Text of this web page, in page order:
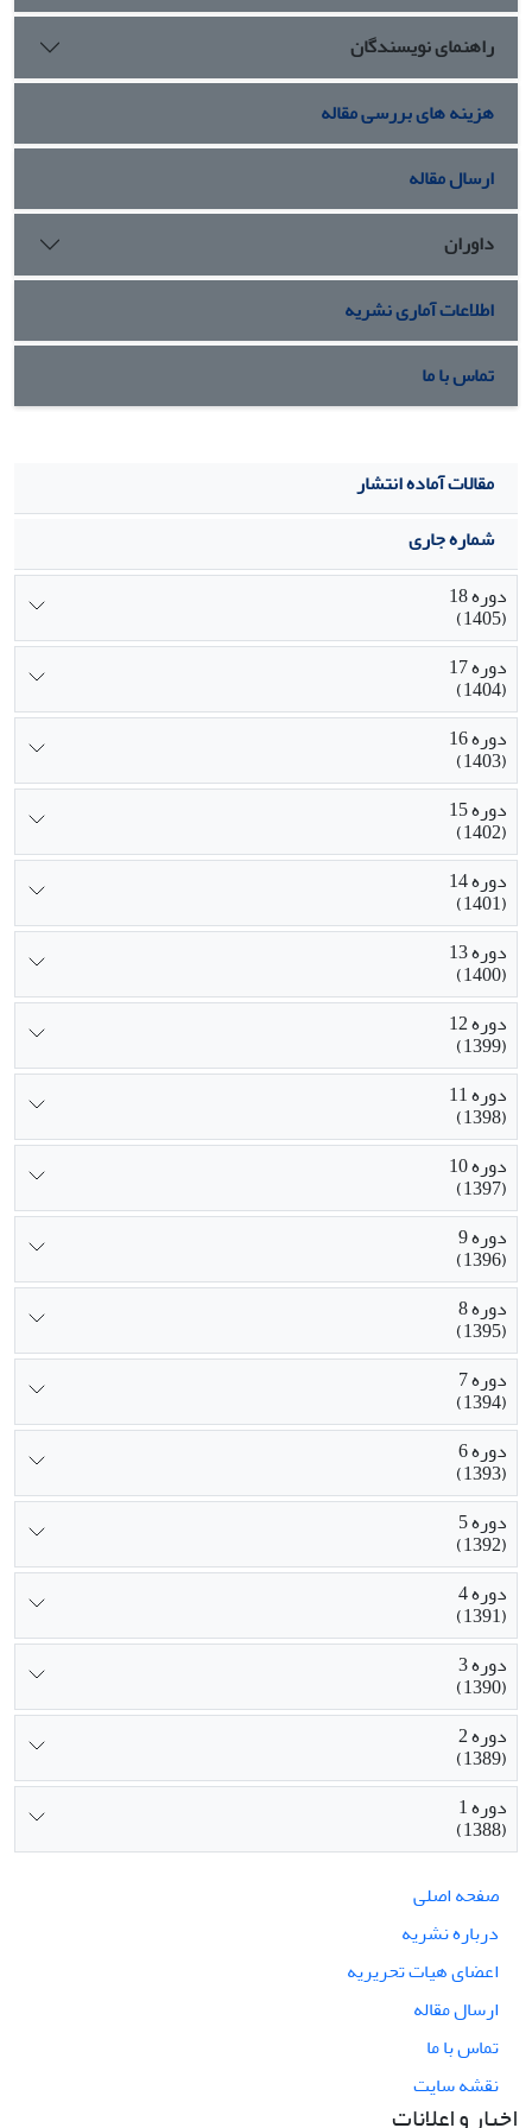
راهنمای نویسندگان
هزینه های بررسی مقاله
ارسال مقاله
داوران
اطلاعات آماری نشریه
تماس با ما
مقالات آماده انتشار
شماره جاری
دوره 18
(1405)
دوره 17
(1404)
دوره 16
(1403)
دوره 15
(1402)
دوره 14
(1401)
دوره 13
(1400)
دوره 12
(1399)
دوره 11
(1398)
دوره 10
(1397)
دوره 9
(1396)
دوره 8
(1395)
دوره 7
(1394)
دوره 6
(1393)
دوره 5
(1392)
دوره 4
(1391)
دوره 3
(1390)
دوره 2
(1389)
دوره 1
(1388)
صفحه اصلی
درباره نشریه
اعضای هیات تحریریه
ارسال مقاله
تماس با ما
نقشه سایت
اخبار و اعلانات